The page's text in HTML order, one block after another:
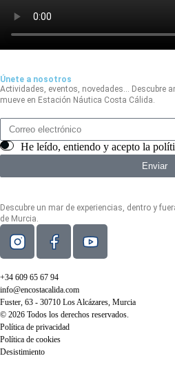
Únete a nosotros
Actividades, eventos, novedades… Descubre
mueve en Estación Náutica Costa Cálida.
He leído, entiendo y acepto la
Enviar
Descubre un mar de experiencias, dentro y
de Murcia.
+34 609 65 67 94
info@encostacalida.com
Fuster, 63 - 30710 Los Alcázares, Murcia
© 2026 Todos los derechos reservados.
Política de privacidad
Política de cookies
Desistimiento